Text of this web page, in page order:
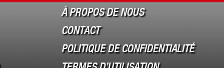
À PROPOS DE NOUS
CONTACT
POLITIQUE DE CONFIDENTIALITÉ